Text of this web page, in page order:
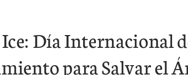
Día Internacional
para Salvar el